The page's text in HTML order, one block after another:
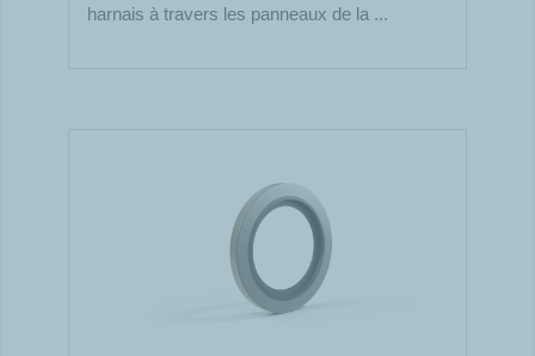
harnais à travers les panneaux de la ...